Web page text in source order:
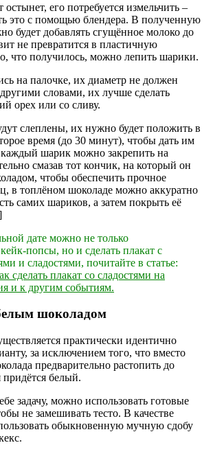
его потребуется измельчить –
это с помощью блендера. В полученную
будет добавлять сгущённое молоко до
не превратится в пластичную
что получилось, можно лепить шарики.
на палочке, их диаметр не должен
словами, их лучше сделать
орех или со сливу.
слеплены, их нужно будет положить в
время (до 30 минут), чтобы дать им
каждый шарик можно закрепить на
смазав тот кончик, на который он
чтобы обеспечить прочное
в топлёном шоколаде можно аккуратно
самих шариков, а затем покрыть её
дате можно не только
попсы, но и сделать плакат с
и сладостями, почитайте в статье:
сделать плакат со сладостями на
и к другим событиям.
шоколадом
практически идентично
за исключением того, что вместо
предварительно растопить до
придётся белый.
задачу, можно использовать готовые
не замешивать тесто. В качестве
обыкновенную мучную сдобу